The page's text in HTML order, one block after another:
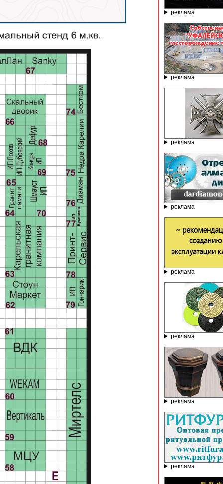
реклама
реклама
реклама
реклама
реклама
реклама
реклама
реклама